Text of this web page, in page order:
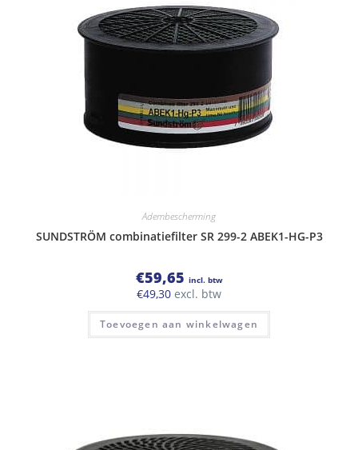
Adembescherming
SUNDSTRÖM combinatiefilter SR 299-2 ABEK1-HG-P3
€59,65 incl. btw
€49,30 excl. btw
Toevoegen aan winkelwagen